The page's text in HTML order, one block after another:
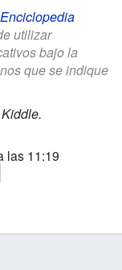
Enciclopedia
utilizar
bajo la
que se indique
las 11:19